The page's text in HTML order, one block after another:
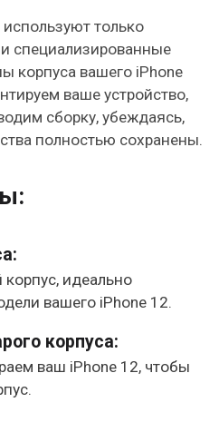
только
специализированные
корпуса вашего iPhone
ваше устройство,
сборку, убеждаясь,
полностью сохранены.
идеально
вашего iPhone 12.
корпуса:
ваш iPhone 12, чтобы